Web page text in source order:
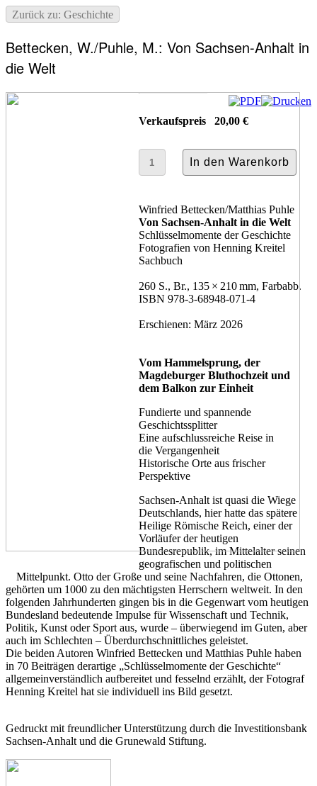
Zurück zu: Geschichte
Bettecken, W./Puhle, M.: Von Sachsen-Anhalt in
die Welt
Verkaufspreis 20,00 €
Winfried Bettecken/Matthias Puhle
Von Sachsen-Anhalt in die Welt
Schlüsselmomente der Geschichte
Fotografien von Henning Kreitel
Sachbuch
260 S., Br., 135 × 210 mm, Farbabb.
ISBN 978-3-68948-071-4
Erschienen: März 2026
Vom Hammelsprung, der
Magdeburger Bluthochzeit und
dem Balkon zur Einheit
Fundierte und spannende
Geschichtssplitter
Eine aufschlussreiche Reise in
die Vergangenheit
Historische Orte aus frischer
Perspektive
Sachsen-Anhalt ist quasi die Wiege
Deutschlands, hier hatte das spätere
Heilige Römische Reich, einer der
Vorläufer der heutigen
Bundesrepublik, im Mittelalter seinen
geografischen und politischen
Mittelpunkt. Otto der Große und seine Nachfahren, die Ottonen,
gehörten um 1000 zu den mächtigsten Herrschern weltweit. In den
folgenden Jahrhunderten gingen bis in die Gegenwart vom heutigen
Bundesland bedeutende Impulse für Wissenschaft und Technik,
Politik, Kunst oder Sport aus, wurde – überwiegend im Guten, aber
auch im Schlechten – Überdurchschnittliches geleistet.
Die beiden Autoren Winfried Bettecken und Matthias Puhle haben
in 70 Beiträgen derartige „Schlüsselmomente der Geschichte“
allgemeinverständlich aufbereitet und fesselnd erzählt, der Fotograf
Henning Kreitel hat sie individuell ins Bild gesetzt.
Gedruckt mit freundlicher Unterstützung durch die Investitionsbank
Sachsen-Anhalt und die Grunewald Stiftung.